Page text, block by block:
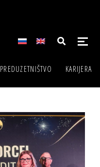
PREDUZETNIŠTVO KARIJERA